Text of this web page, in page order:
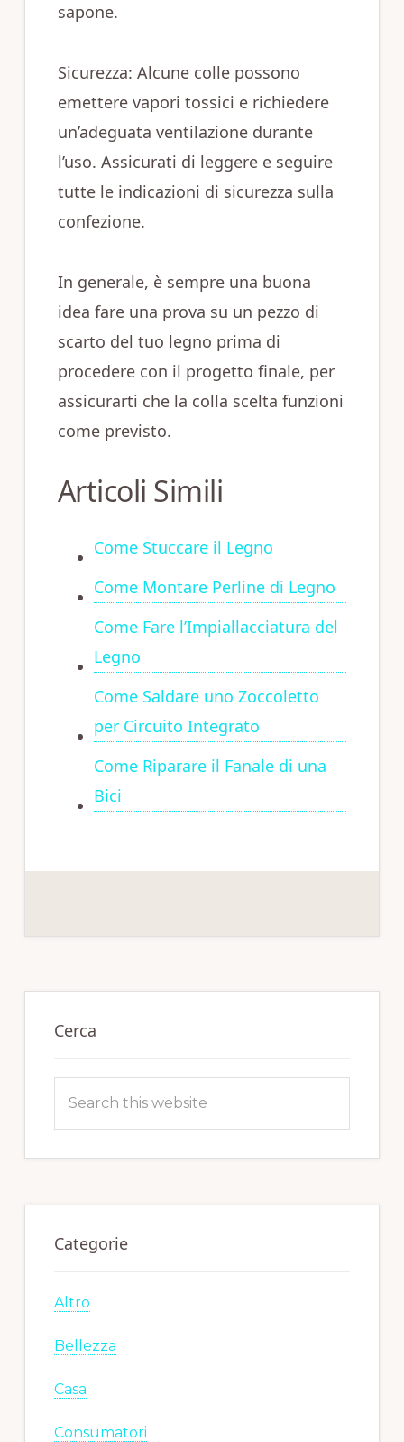
sapone.
Sicurezza: Alcune colle possono
emettere vapori tossici e richiedere
un’adeguata ventilazione durante
l’uso. Assicurati di leggere e seguire
tutte le indicazioni di sicurezza sulla
confezione.
In generale, è sempre una buona
idea fare una prova su un pezzo di
scarto del tuo legno prima di
procedere con il progetto finale, per
assicurarti che la colla scelta funzioni
come previsto.
Articoli Simili
Come Stuccare il Legno
Come Montare Perline di Legno
Come Fare l’Impiallacciatura del
Legno
Come Saldare uno Zoccoletto
per Circuito Integrato
Come Riparare il Fanale di una
Bici
Primary
Sidebar
Cerca
this
Categorie
Altro
Bellezza
Casa
Consumatori